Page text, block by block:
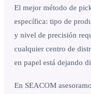
El mejor método de
específica: tipo de
y nivel de precisión
cualquier centro de
en papel está dejando
En SEACOM